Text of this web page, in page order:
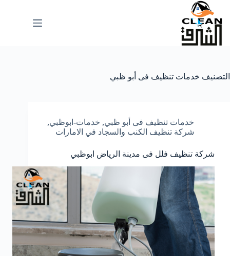
التجاوز
المحتوى
التصنيف خدمات تنظيف فى أبو ظبي
خدمات تنظيف فى أبو ظبي, خدمات-ابوظبي,
شركة تنظيف الكنب والسجاد في الامارات
شركة تنظيف فلل فى مدينة الرياض ابوظبي